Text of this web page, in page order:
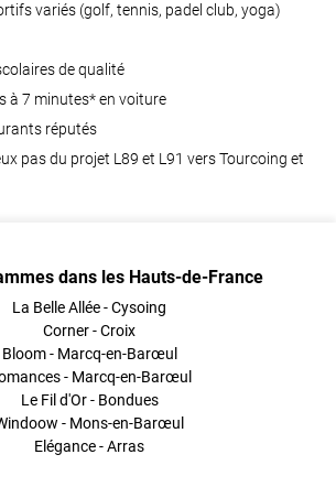
variés (golf, tennis, padel club, yoga)
de qualité
à 7 minutes* en voiture
réputés
pas du projet L89 et L91 vers Tourcoing et
dans les Hauts-de-France
La Belle Allée - Cysoing
Corner - Croix
Bloom - Marcq-en-Barœul
- Marcq-en-Barœul
Le Fil d'Or - Bondues
- Mons-en-Barœul
Elégance - Arras